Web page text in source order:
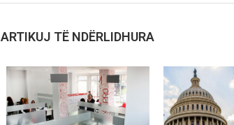
ARTIKUJ TË NDËRLIDHURA